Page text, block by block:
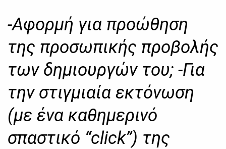
-Αφορμή για προώθηση
της προσωπικής προβολής
των δημιουργών του; -Για
την στιγμιαία εκτόνωση
(με ένα καθημερινό
σπαστικό “click”) της